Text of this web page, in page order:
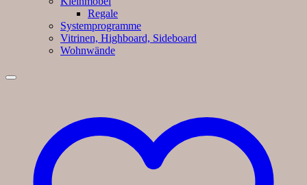
Regale
Systemprogramme
Vitrinen, Highboard, Sideboard
Wohnwände